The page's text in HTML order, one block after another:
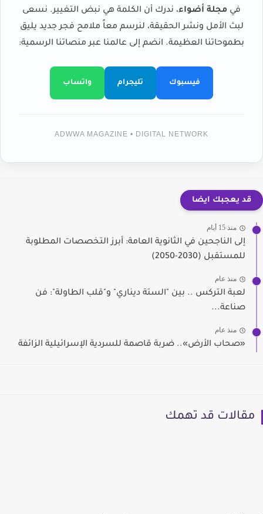
في مجلة أضواء، ندرك أن الكلمة هي نبض التغيير. نسعى
لبث الأمل ونشر الحقيقة، لنرسم معاً ملامح فجر جديد يليق
بطموحاتنا العظيمة. انضم إلى عالمنا عبر منصاتنا الرسمية:
فيسبوك تليجرام واتساب
ADWWA MAGAZINE • DIGITAL NETWORK
قد يعجبك ايضا
منذ 15 أيام
إلى الناجحين في الثانوية العامة: أبرز التخصصات المطلوبة
للمستقبل (2030-2050)
منذ عام
لعبة التركس .. بين "الستة ديناري" و"قلب الطاولة": فن
صناعة...
منذ عام
«صحاب الأرض».. ضربة قاصمة للسردية الإسرائيلية الزائفة
مقالات قد تهمك